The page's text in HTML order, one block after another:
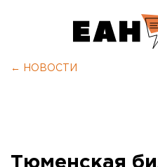
← НОВОСТИ
Тюменская